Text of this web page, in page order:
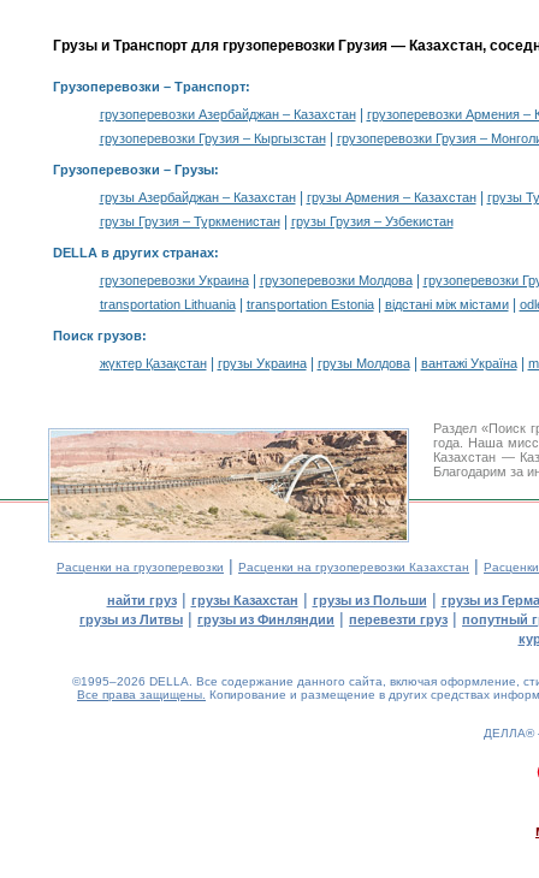
Грузы и Транспорт для грузоперевозки Грузия — Казахстан,
Грузоперевозки – Транспорт:
грузоперевозки Азербайджан – Казахстан|
грузоперевозки Армения –
грузоперевозки Грузия – Кыргызстан| грузоперевозки Грузия –
Грузоперевозки – Грузы:
грузы Азербайджан – Казахстан| грузы Армения – Казахстан|
грузы
грузы Грузия – Туркменистан| грузы Грузия – Узбекистан
DELLA в других странах:
грузоперевозки Украина| грузоперевозки Молдова|
грузоперевозки
transportation Lithuania| transportation Estonia| відстані між містами|
Поиск грузов:
жүктер Қазақстан| грузы Украина| грузы Молдова| вантажі Україна|
Раздел «Поиск
года. Наша
Казахстан —
Благодарим за
Расценки на грузоперевозки | Расценки на грузоперевозки Казахстан |
найти груз| грузы Казахстан | грузы из Польши | грузы из
грузы из Литвы | грузы из Финляндии | перевезти груз | попутный
©1995–2026 DELLA. Все содержание данного сайта, включая оформление,
Все права защищены. Копирование и размещение в других средствах